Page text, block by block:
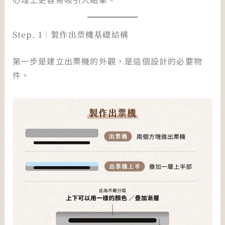
Step. 1｜製作出票機基礎結構
第一步是建立出票機的外觀，是這個設計的必要物
件。